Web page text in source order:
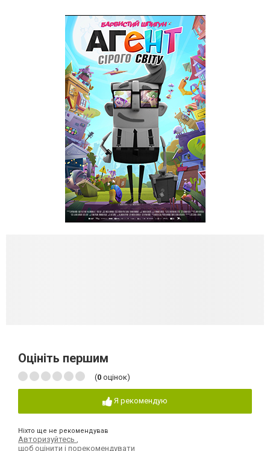
Оцініть першим
(0 оцінок)
Я рекомендую
Ніхто ще не рекомендував
Авторизуйтесь
щоб оцінити і порекомендувати